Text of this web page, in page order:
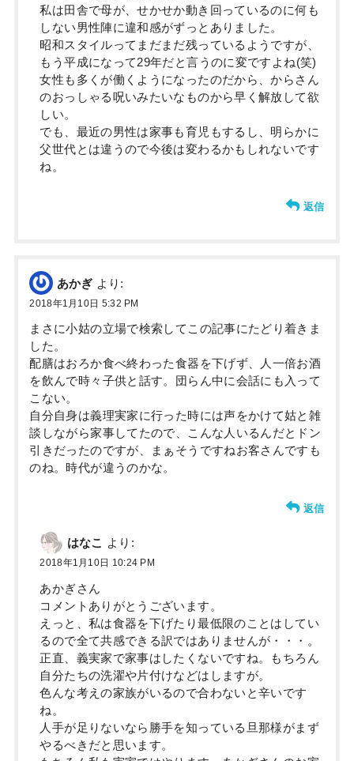
私は田舎で母が、せかせか動き回っているのに何も
しない男性陣に違和感がずっとありました。
昭和スタイルってまだまだ残っているようですが、
もう平成になって29年だと言うのに変ですよね(笑)
女性も多くが働くようになったのだから、からさん
のおっしゃる呪いみたいなものから早く解放して欲
しい。
でも、最近の男性は家事も育児もするし、明らかに
父世代とは違うので今後は変わるかもしれないです
ね。
返信
あかぎ より:
2018年1月10日 5:32 PM
まさに小姑の立場で検索してこの記事にたどり着きま
した。
配膳はおろか食べ終わった食器を下げず、人一倍お酒
を飲んで時々子供と話す。団らん中に会話にも入って
こない。
自分自身は義理実家に行った時には声をかけて姑と雑
談しながら家事してたので、こんな人いるんだとドン
引きだったのですが、まぁそうですねお客さんですも
のね。時代が違うのかな。
返信
はなこ より:
2018年1月10日 10:24 PM
あかぎさん
コメントありがとうございます。
えっと、私は食器を下げたり最低限のことはしてい
るので全て共感できる訳ではありませんが・・・。
正直、義実家で家事はしたくないですね。もちろん
自分たちの洗濯や片付けなどはしますが。
色んな考えの家族がいるので合わないと辛いです
ね。
人手が足りないなら勝手を知っている旦那様がまず
やるべきだと思います。